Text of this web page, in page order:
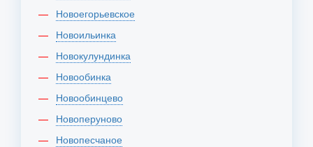
Новоегорьевское
Новоильинка
Новокулундинка
Новообинка
Новообинцево
Новоперуново
Новопесчаное